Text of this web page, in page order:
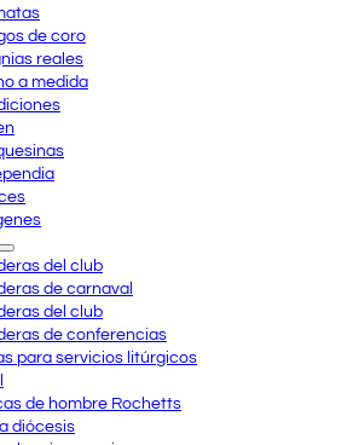
de coro
reales
a medida
del club
de carnaval
del club
de conferencias
para servicios litúrgicos
de hombre Rochetts
diócesis